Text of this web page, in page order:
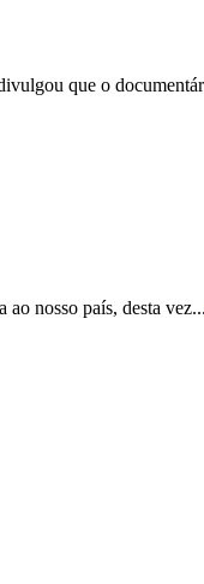
que o
nosso país, desta vez...